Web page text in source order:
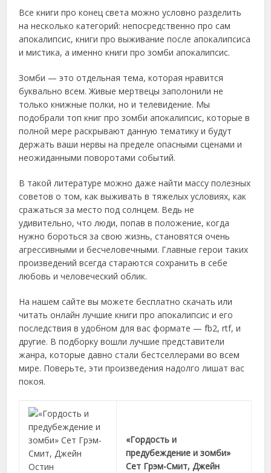
Все книги про конец света можно условно разделить
на несколько категорий: непосредственно про сам
апокалипсис, книги про выживание после апокалипсиса
и мистика, а именно книги про зомби апокалипсис.
Зомби — это отдельная тема, которая нравится
буквально всем. Живые мертвецы заполонили не
только книжные полки, но и телевидение. Мы
подобрали топ книг про зомби апокалипсис, которые в
полной мере раскрывают данную тематику и будут
держать ваши нервы на пределе опасными сценами и
неожиданными поворотами событий.
В такой литературе можно даже найти массу полезных
советов о том, как выживать в тяжелых условиях, как
сражаться за место под солнцем. Ведь не
удивительно, что люди, попав в положение, когда
нужно бороться за свою жизнь, становятся очень
агрессивными и бесчеловечными. Главные герои таких
произведений всегда стараются сохранить в себе
любовь и человеческий облик.
На нашем сайте вы можете бесплатно скачать или
читать онлайн лучшие книги про апокалипсис и его
последствия в удобном для вас формате — fb2, rtf, и
другие. В подборку вошли лучшие представители
жанра, которые давно стали бестселлерами во всем
мире. Поверьте, эти произведения надолго лишат вас
покоя.
«Гордость и
предубеждение и зомби»
Сет Грэм-Смит, Джейн